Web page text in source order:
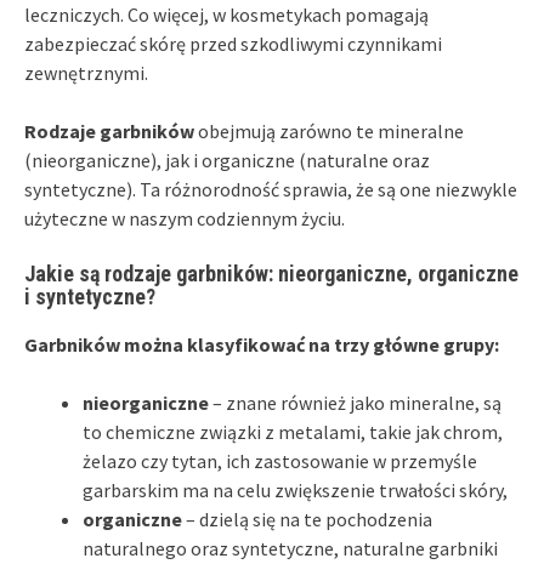
leczniczych. Co więcej, w kosmetykach pomagają
zabezpieczać skórę przed szkodliwymi czynnikami
zewnętrznymi.
Rodzaje garbnikówobejmują zarówno te mineralne
(nieorganiczne), jak i organiczne (naturalne oraz
syntetyczne). Ta różnorodność sprawia, że są one niezwykle
użyteczne w naszym codziennym życiu.
Jakie są rodzaje garbników: nieorganiczne, organiczne
i syntetyczne?
Garbników można klasyfikować na trzy główne grupy:
nieorganiczne– znane również jako mineralne, są
to chemiczne związki z metalami, takie jak chrom,
żelazo czy tytan, ich zastosowanie w przemyśle
garbarskim ma na celu zwiększenie trwałości skóry,
organiczne– dzielą się na te pochodzenia
naturalnego oraz syntetyczne, naturalne garbniki